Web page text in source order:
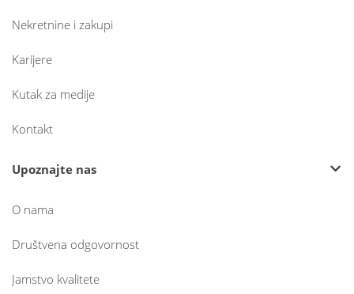
Nekretnine i zakupi
Karijere
Kutak za medije
Kontakt
Upoznajte nas
O nama
Društvena odgovornost
Jamstvo kvalitete